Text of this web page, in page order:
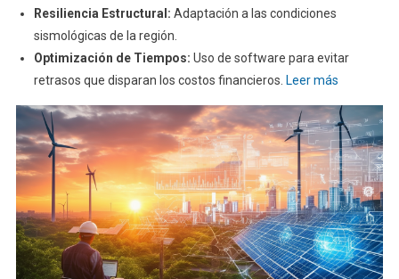
Resiliencia Estructural: Adaptación a las condiciones
sismológicas de la región.
Optimización de Tiempos: Uso de software para evitar
retrasos que disparan los costos financieros. Leer más